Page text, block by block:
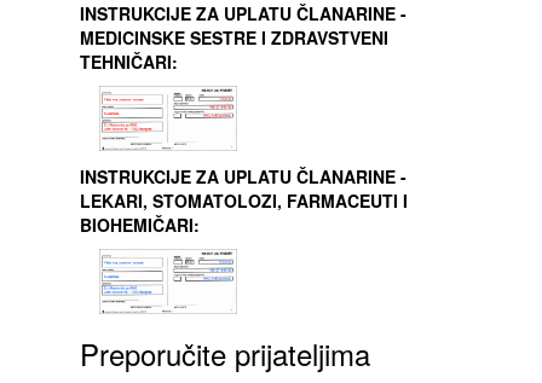
INSTRUKCIJE ZA UPLATU ČLANARINE -
MEDICINSKE SESTRE I ZDRAVSTVENI
TEHNIČARI:
INSTRUKCIJE ZA UPLATU ČLANARINE -
LEKARI, STOMATOLOZI, FARMACEUTI I
BIOHEMIČARI:
Preporučite prijateljima